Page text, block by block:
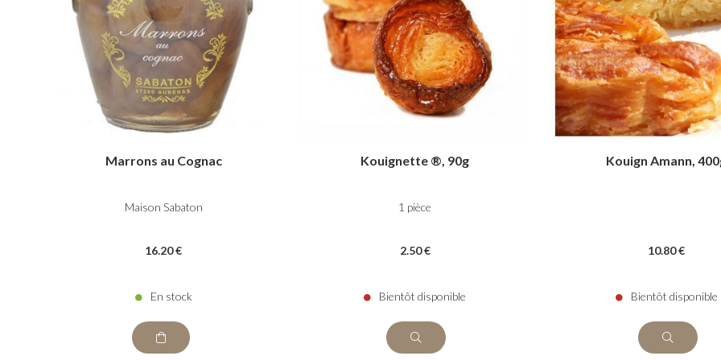
Marrons au Cognac
Maison Sabaton
16.20€
En stock
Kouignette ®, 90g
1 pièce
2.50€
Bientôt disponible
Kouign Amann,
10.80€
Bientôt disponible